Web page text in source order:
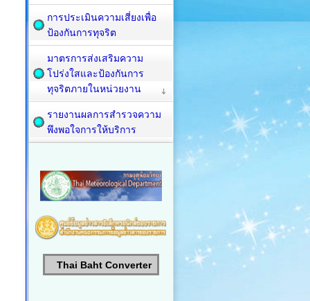
การประเมินความเสี่ยงเพื่อ
ป้องกันการทุจริต
มาตรการส่งเสริมความ
โปร่งใสและป้องกันการ
ทุจริตภายในหน่วยงาน
รายงานผลการสำรวจความ
พึงพอใจการให้บริการ
Thai Baht Converter